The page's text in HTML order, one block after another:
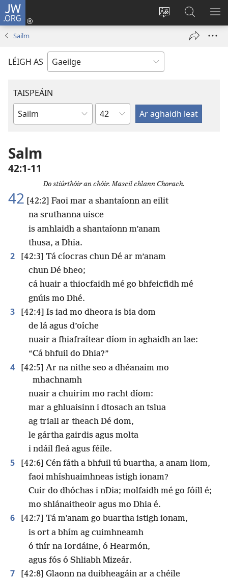
JW.ORG
Athraigh
láithreáin
Logáil
Isteach
window)
ar
JW.ORG
Sailm
LÉIGH AS
TAISPEÁIN
Leabhar
Chapter
Salm
42:1-11
Do stiúrthóir an chóir. Mascil chlann Chorach.
42 [42:2] Faoi mar a shantaíonn an eilit
na sruthanna uisce
is amhlaidh a shantaíonn m’anam
thusa, a Dhia.
2
[42:3] Tá cíocras chun Dé ar m’anam
chun Dé bheo;
cá huair a thiocfaidh mé go bhfeicfidh mé
gnúis mo Dhé.
3
[42:4] Is iad mo dheora is bia dom
de lá agus d’oíche
nuair a fhiafraítear díom in aghaidh an lae:
“Cá bhfuil do Dhia?”
4
[42:5] Ar na nithe seo a dhéanaim mo
mhachnamh
nuair a chuirim mo racht díom:
mar a ghluaisinn i dtosach an tslua
ag triall ar theach Dé dom,
le gártha gairdis agus molta
i ndáil fleá agus féile.
5
[42:6] Cén fáth a bhfuil tú buartha, a anam liom,
faoi mhíshuaimhneas istigh ionam?
Cuir do dhóchas i nDia; molfaidh mé go fóill é;
mo shlánaitheoir agus mo Dhia é.
6
[42:7] Tá m’anam go buartha istigh ionam,
is ort a bhím ag cuimhneamh
ó thír na Iordáine, ó Hearmón,
agus fós ó Shliabh Mizeár.
7
[42:8] Glaonn na duibheagáin ar a chéile